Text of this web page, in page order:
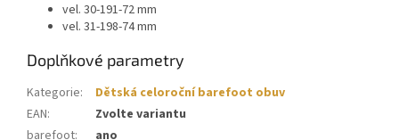
vel. 30-191-72 mm
vel. 31-198-74 mm
Doplňkové parametry
Kategorie:
Dětská celoroční barefoot obuv
EAN:
Zvolte variantu
barefoot:
ano